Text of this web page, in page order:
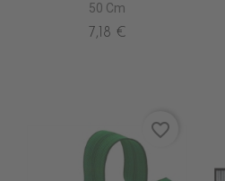
50 Cm
7,18 €
favorite_border